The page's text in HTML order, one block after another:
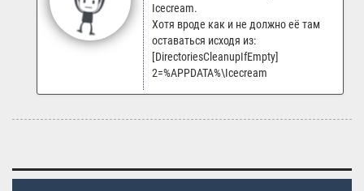
Icecream.
Хотя вроде как и не должно её там
оставаться исходя из:
[DirectoriesCleanupIfEmpty]
2=%APPDATA%\Icecream